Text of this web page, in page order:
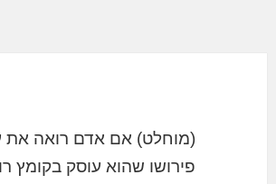
(מוחלט) אם אדם רואה את
פירושו שהוא עוסק בקומץ